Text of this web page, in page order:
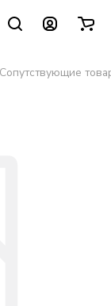
Сопутствующие